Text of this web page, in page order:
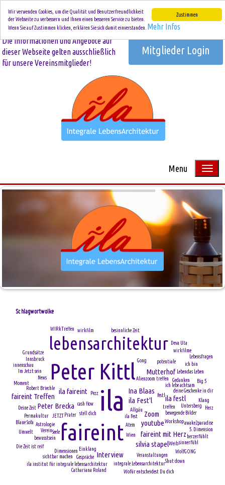
Zustimmen
Wir verwenden Cookies, um die Qualität und Benutzerfreundlichkeit
der Webseite zu verbessern und Ihnen einen besseren Service zu bieten.
Wenn Sie auf Zustimmen klicken, erklären Sie sich damit einverstanden. Mehr Infos
Mitglieder Login
Die Informationen und Angebote auf
dieser Webseite gelten ausschließlich
für unsere Vereinsmitglieder!
Menu
Schlagwortwolke
ila
Peter Kittl
faireint
lebensarchitektur
ila Fest'l
Ina Blaas
ila faireint
Zoom
Peter Brecka
faireint mit Herz
ila festl
Mutterhof
Interview
youtube
silvia stapel
faireint Treffen
cash flow
bewegende Bilder
stell dich
ich lebe achtsam
JETZT
Veranstaltungen
Workshop
potentiale
ila Fest
Allgäu
zoom treffen
Dimensionen
Gespräche
Robert Briechle
Permakultur
Untersberg
Pezz
Verein
Leben
bewusstsein
treffen
Astrologie
ila institut für integrale lebensarchitektur integrale Lebensarchitektur
awake2paradise
Cathariana Roland
Moment
Deine Zeit
das Leben
Im Jetzt sein
Atem
Klang
Gong
WolfGONG
Deva Uta
Blaue Sofa
News
sichtbar machen
Wien
besinnliche Zeit
deine Geschenke in dir
Wofür entscheidest Du dich
Prater
wirkfilme
Innsbruck
Seele
wirkfilm
ich bin
herzerfühlt
Lebensfragen
Gedanken
Alien
Die Zeit ist reif
5. Dimension
Shut down
festl
innenschau
Big 5
Grundsätze
Umwelt
sinnerfühl
Einklang
Herz
Weib
WIRkTreffen